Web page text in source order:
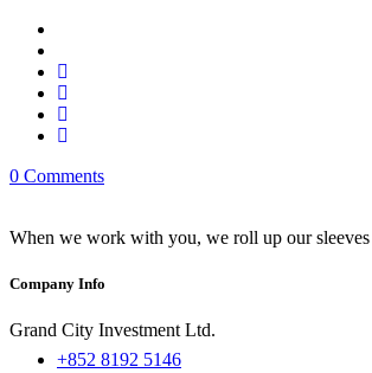
0 Comments
When we work with you, we roll up our sleeves
Company Info
Grand City Investment Ltd.
+852 8192 5146